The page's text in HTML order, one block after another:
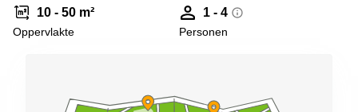
Coworking
space
Zwolle
Kantoor
10 - 50 m²
Oppervlakte
1 - 4
Personen